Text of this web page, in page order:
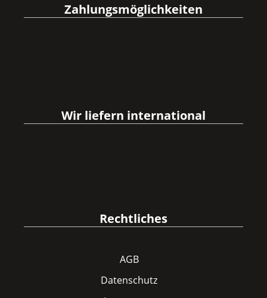
Zahlungsmöglichkeiten
Wir liefern international
Rechtliches
AGB
Datenschutz